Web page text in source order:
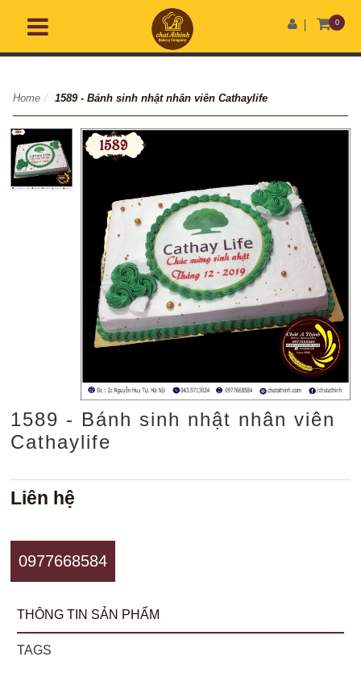
0
Home / 1589 - Bánh sinh nhật nhân viên Cathaylife
1589 - Bánh sinh nhật nhân viên
Cathaylife
Liên hệ
0977668584
THÔNG TIN SẢN PHẨM
TAGS